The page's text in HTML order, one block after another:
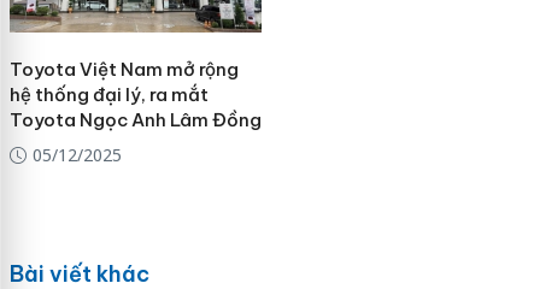
Toyota Việt Nam mở rộng
hệ thống đại lý, ra mắt
Toyota Ngọc Anh Lâm Đồng
05/12/2025
Bài viết khác